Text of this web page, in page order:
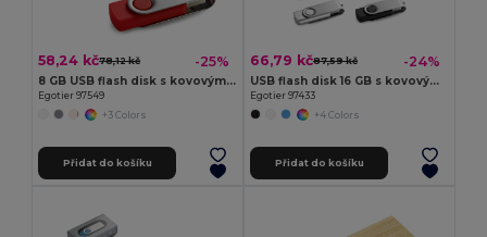
58,24 kč78,12 kč -25%
8 GB USB flash disk s kovovým klipem
Egotier 97549
+3 Colors
Přidat do košíku
66,79 kč87,59 kč -24%
USB flash disk 16 GB s kovovým klipem
Egotier 97433
+4 Colors
Přidat do košíku